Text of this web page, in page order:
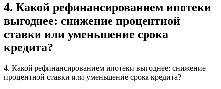
4. Какой рефинансированием ипотеки
выгоднее: снижение процентной
ставки или уменьшение срока
кредита?
4. Какой рефинансированием ипотеки выгоднее: снижение
процентной ставки или уменьшение срока кредита?